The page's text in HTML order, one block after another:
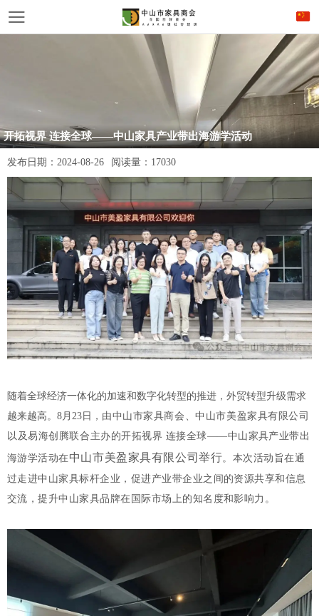
开拓视界 连接全球——中山家具产业带出海游学活动
发布日期： 2024-08-26 阅读量： 17030
随着全球经济一体化的加速和数字化转型的推进，外贸转型升级需求
越来越高。8月23日， 由中山市家具商会、中山市美盈家具有限公司
以及易海创腾联合主办的开拓视界 连接全球——中山家具产业带出
海游学活动在中山市美盈家具有限公司举行。 本次活动旨在通
过走进中山家具标杆企业，促进产业带企业之间的资源共享和信息
交流，提升中山家具品牌在国际市场上的知名度和影响力。